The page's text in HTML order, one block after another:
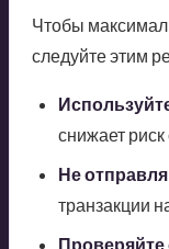
Чтобы
следуйте этим
снижает
Не
транзакции